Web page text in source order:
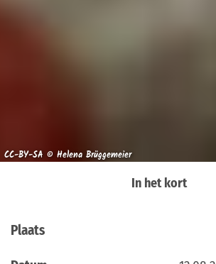
CC-BY-SA © Helena Brüggemeier
In het kort
Plaats